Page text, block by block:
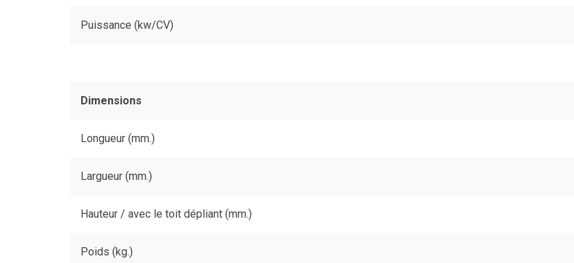
Puissance (kw/CV)
Dimensions
Longueur (mm.)
Largueur (mm.)
Hauteur / avec le toit dépliant (mm.)
Poids (kg.)